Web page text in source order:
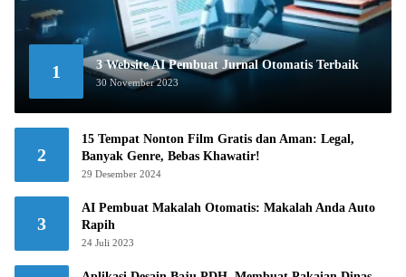
1 3 Website AI Pembuat Jurnal Otomatis Terbaik
30 November 2023
2
15 Tempat Nonton Film Gratis dan Aman: Legal,
Banyak Genre, Bebas Khawatir!
29 Desember 2024
3
AI Pembuat Makalah Otomatis: Makalah Anda Auto
Rapih
24 Juli 2023